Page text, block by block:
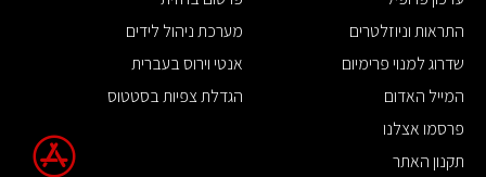
התראות וניוזלטרים
שדרוג למנוי פרימיום
המייל האדום
פרסמו אצלנו
תקנון האתר
מערכת ניהול לידים
אנטי וירוס בעברית
הגדלת צפיות בסטטוס